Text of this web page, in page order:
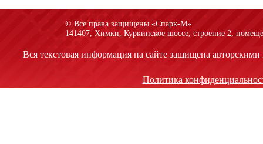
© Все права защищены «Спарк-M»
141407, Химки, Куркинское шоссе, строение 2,
Вся текстовая информация на сайте защищена
Политика